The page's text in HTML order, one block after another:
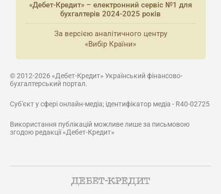
«Дебет-Кредит» – електронний сервіс №1 для
бухгалтерів 2024-2025 років
За версією аналітичного центру
«Вибір Країни»
© 2012-2026 «Дебет-Кредит» Український фінансово-
бухгалтерський портал.
Суб'єкт у сфері онлайн-медіа; ідентифікатор медіа - R40-02725
Використання публікацій можливе лише за письмовою
згодою редакції «Дебет-Кредит»